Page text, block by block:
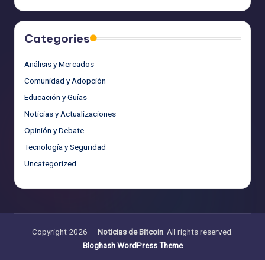
Categories
Análisis y Mercados
Comunidad y Adopción
Educación y Guías
Noticias y Actualizaciones
Opinión y Debate
Tecnología y Seguridad
Uncategorized
Copyright 2026 — Noticias de Bitcoin . All rights reserved.
Bloghash WordPress Theme